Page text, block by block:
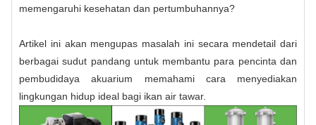
memengaruhi kesehatan dan pertumbuhannya?
Artikel ini akan mengupas masalah ini secara mendetail dari
berbagai sudut pandang untuk membantu para pencinta dan
pembudidaya akuarium memahami cara menyediakan
lingkungan hidup ideal bagi ikan air tawar.